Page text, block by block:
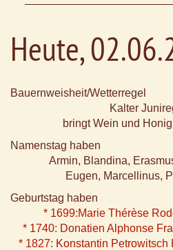
Heute,
Bauernweisheit/Wetterregel
Kalter
bringt Wein und
Namenstag haben
Armin, Blandina,
Eugen, Marcellinus,
Geburtstag haben
* 1699:Marie Thérèse
* 1740: Donatien Alphonse
* 1827: Konstantin